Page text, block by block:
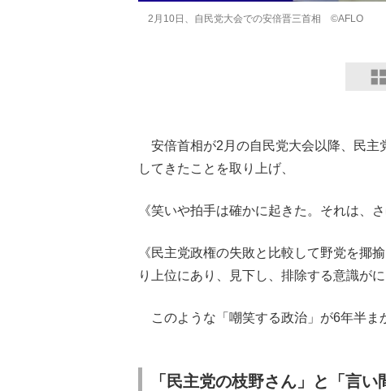
2月10日、自民党大会での安倍晋三首相 ©AFLO
安倍首相が2月の自民党大会以降、民主
してきたことを取り上げ、
《笑いや拍手は確かに起きた。それは、
《民主党政権の失敗と比較して野党を
り上位にあり、見下し、排除する意識がに
このような「嘲笑する政治」が6年半ま
「民主党の枝野さん」と「言